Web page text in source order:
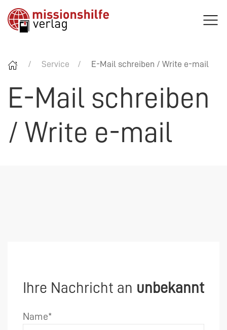
Service E-Mail schreiben / Write e-mail
E-Mail schreiben
/ Write e-mail
Ihre Nachricht an unbekannt
Name*